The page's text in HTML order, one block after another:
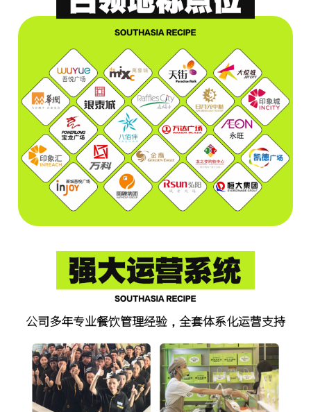
公司多年专业餐饮管理经验，全套体系化运营支持